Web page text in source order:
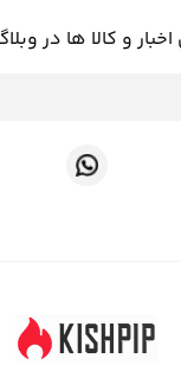
اخبار و کالا ها در